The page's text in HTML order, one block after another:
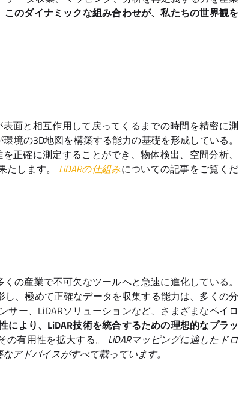
このダイナミックな組み合わせが、私たちの世界観を
面と相互作用して戻ってくるまでの時間を精密に測
境の3D地図を構築する能力の基礎を形成している。
正確に測定することができ、物体検出、空間分析、
します。
LiDARの仕組みについての記事をご覧くだ
の産業で不可欠なツールへと急速に進化している。
、極めて正確なデータを収集する能力は、多くの分
ー、LiDARソリューションなど、さまざまなペイロ
により、LiDAR技術を統合するための理想的なプラッ
有用性を拡大する。 LiDARマッピングに適したドロ
アドバイスがすべて載っています。